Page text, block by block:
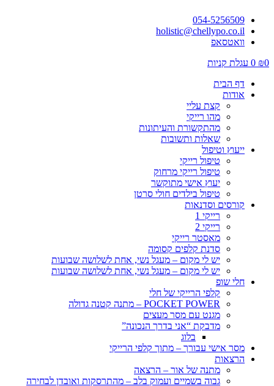
054-5256509
holistic@chellypo.co.il
וואטסאפ
₪0
0 עגלת קניות
דף הבית
אודות
קצת עליי
מהו רייקי
מהתקשורת והעיתונות
שאלות ותשובות
ייעוץ וטיפול
טיפול רייקי
טיפול רייקי מרחוק
יעוץ אישי מתוקשר
טיפול בילדים חולי סרטן
קורסים וסדנאות
רייקי 1
רייקי 2
מאסטר רייקי
סדנת קלפים קסומה
יש לי מקום – מעגל נשי, אחת לשלושה שבועות
יש לי מקום – מעגל נשי, אחת לשלושה שבועות
חלי שופ
קלפי הרייקי של חלי
POCKET POWER – מתנה קטנה גדולה
מגנט עם מסר מעצים
מדבקת “אני בדרך הנכונה”
בלוג
מסר אישי עבורך – מתוך קלפי הרייקי
הרצאות
מתנה של אור – הרצאה
גבוה בשמיים ועמוק בלב – מהתרסקות ואובדן לבחירה